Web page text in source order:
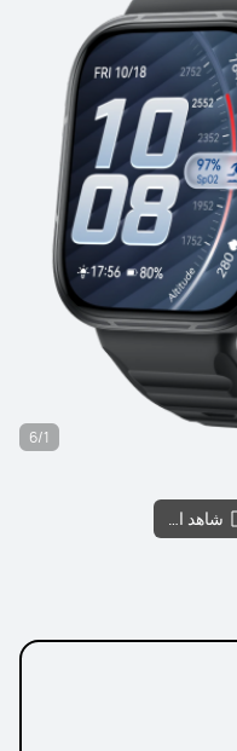
شاهد الفيلم
6/1